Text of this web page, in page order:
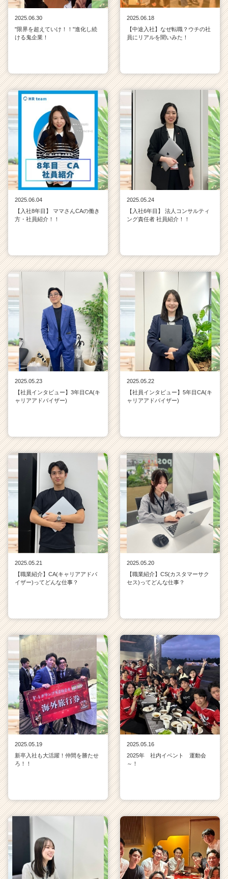
2025.06.30
"限界を超えていけ！！"進化し続
ける鬼企業！
2025.06.18
【中途入社】なぜ転職？ウチの社
員にリアルを聞いみた！
2025.06.04
【入社8年目】 ママさんCAの働き
方・社員紹介！！
2025.05.24
【入社6年目】 法人コンサルティ
ング責任者 社員紹介！！
2025.05.23
【社員インタビュー】3年目CA(キ
ャリアアドバイザー)
2025.05.22
【社員インタビュー】5年目CA(キ
ャリアアドバイザー)
2025.05.21
【職業紹介】CA(キャリアアドバ
イザー)ってどんな仕事？
2025.05.20
【職業紹介】CS(カスタマーサク
セス)ってどんな仕事？
2025.05.19
新卒入社も大活躍！仲間を勝たせ
ろ！！
2025.05.16
2025年 社内イベント 運動会
～！